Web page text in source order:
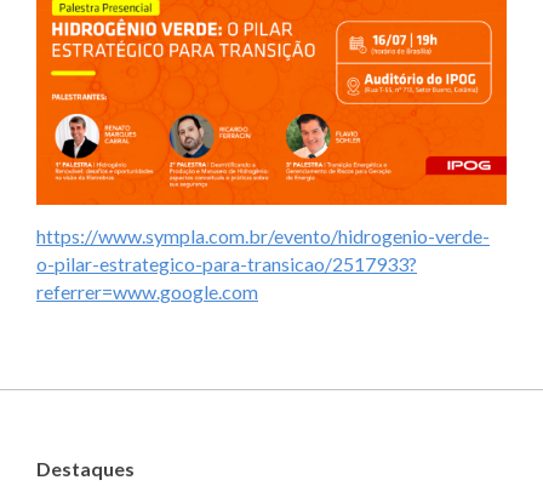
https://www.sympla.com.br/evento/hidrogenio-verde-
o-pilar-estrategico-para-transicao/2517933?
referrer=www.google.com
Destaques